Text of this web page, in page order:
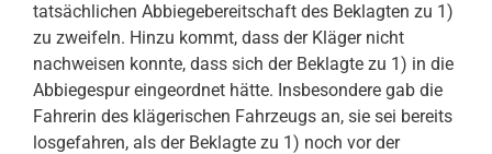
tatsächlichen Abbiegebereitschaft des Beklagten zu 1)
zu zweifeln. Hinzu kommt, dass der Kläger nicht
nachweisen konnte, dass sich der Beklagte zu 1) in die
Abbiegespur eingeordnet hätte. Insbesondere gab die
Fahrerin des klägerischen Fahrzeugs an, sie sei bereits
losgefahren, als der Beklagte zu 1) noch vor der